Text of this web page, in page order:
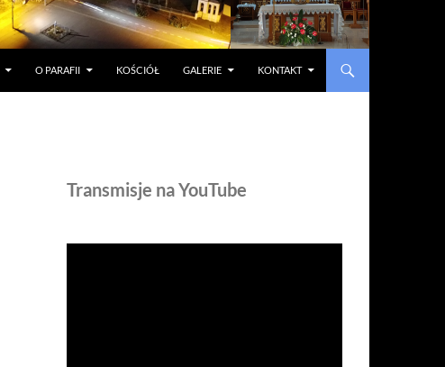
O PARAFII KOŚCIÓŁ GALERIE KONTAKT
Transmisje na YouTube